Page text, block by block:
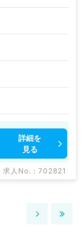
詳細を
見る
求人No. : 702821